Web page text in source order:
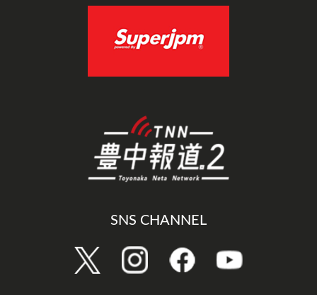
SNS CHANNEL